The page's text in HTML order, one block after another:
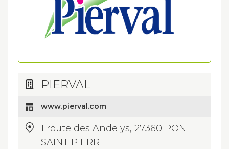
PIERVAL
www.pierval.com
1 route des Andelys, 27360 PONT
SAINT PIERRE